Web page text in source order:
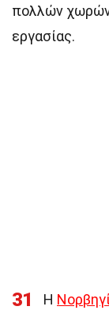
πολλών
εργασίας.
31 Η